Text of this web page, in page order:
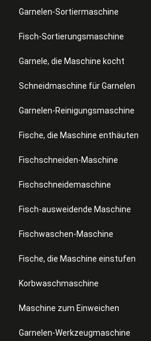
Garnelen-Sortiermaschine
Fisch-Sortierungsmaschine
Garnele, die Maschine kocht
Schneidmaschine für Garnelen
Garnelen-Reinigungsmaschine
Fische, die Maschine enthäuten
Fischschneiden-Maschine
Fischschneidemaschine
Fisch-ausweidende Maschine
Fischwaschen-Maschine
Fische, die Maschine einstufen
Korbwaschmaschine
Maschine zum Einweichen
Garnelen-Werkzeugmaschine